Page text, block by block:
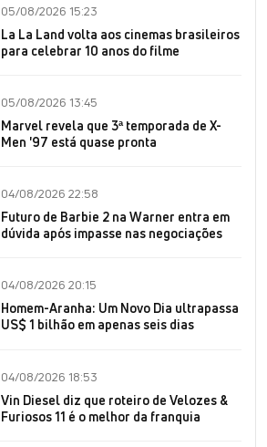
05/08/2026 15:23
La La Land volta aos cinemas brasileiros
para celebrar 10 anos do filme
05/08/2026 13:45
Marvel revela que 3ª temporada de X-
Men '97 está quase pronta
04/08/2026 22:58
Futuro de Barbie 2 na Warner entra em
dúvida após impasse nas negociações
04/08/2026 20:15
Homem-Aranha: Um Novo Dia ultrapassa
US$ 1 bilhão em apenas seis dias
04/08/2026 18:53
Vin Diesel diz que roteiro de Velozes &
Furiosos 11 é o melhor da franquia